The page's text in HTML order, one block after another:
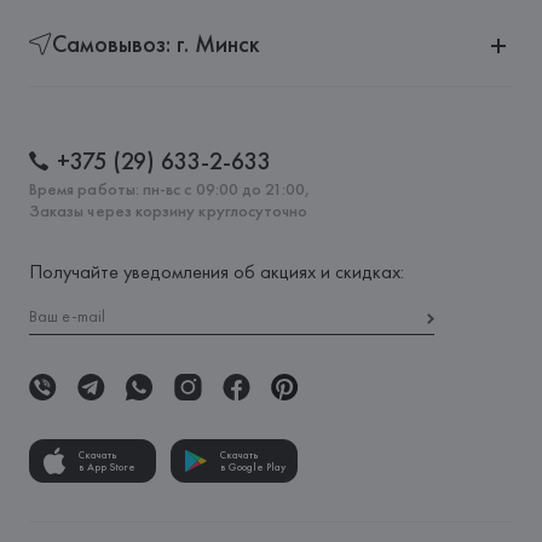
Самовывоз: г. Минск
+375 (29) 633-2-633
Время работы: пн-вс с 09:00 до 21:00,
Заказы через корзину круглосуточно
Получайте уведомления об акциях и скидках:
Скачать
в App Store
Скачать
в Google Play